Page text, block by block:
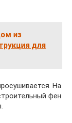
из
для
На
фен